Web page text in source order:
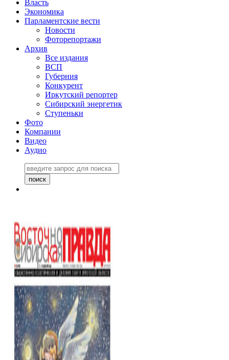
Власть
Экономика
Парламентские вести
Новости
Фоторепортажи
Архив
Все издания
ВСП
Губерния
Конкурент
Иркутский репортер
Сибирский энергетик
Ступеньки
Фото
Компании
Видео
Аудио